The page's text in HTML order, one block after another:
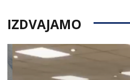
IZDVAJAMO